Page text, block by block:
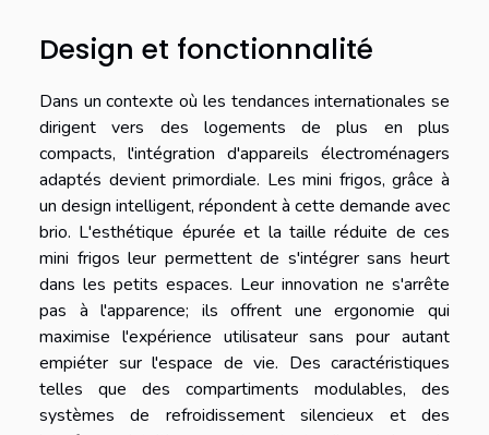
Design et fonctionnalité
Dans un contexte où les tendances internationales se
dirigent vers des logements de plus en plus
compacts, l'intégration d'appareils électroménagers
adaptés devient primordiale. Les mini frigos, grâce à
un design intelligent, répondent à cette demande avec
brio. L'esthétique épurée et la taille réduite de ces
mini frigos leur permettent de s'intégrer sans heurt
dans les petits espaces. Leur innovation ne s'arrête
pas à l'apparence; ils offrent une ergonomie qui
maximise l'expérience utilisateur sans pour autant
empiéter sur l'espace de vie. Des caractéristiques
telles que des compartiments modulables, des
systèmes de refroidissement silencieux et des